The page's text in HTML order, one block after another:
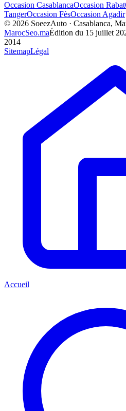
Occasion CasablancaOccasion Rabat
TangerOccasion FèsOccasion Agadir
© 2026 SoeezAuto · Casablanca,
MarocSeo.maÉdition du 15 juillet
2014
SitemapLégal
Accueil